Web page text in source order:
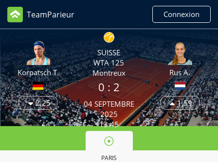
TeamParieur Connexion
Korpatsch T.
2,25
SUISSE
WTA 125
Montreux
0 :2
04 SEPTEMBRE
2025
13:45
Rus A.
1,59
PARIS